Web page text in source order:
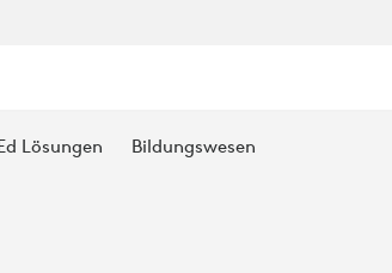
Lösungen Bildungswesen